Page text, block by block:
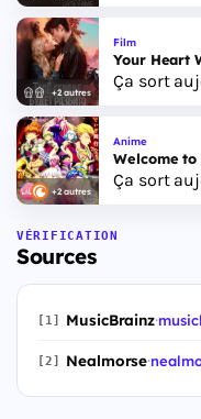
+2 autres
Film
Your Heart
Ça sort
+2 autres
Anime
Welcome to
Ça sort
VÉRIFICATION
Sources
[1] MusicBrainz·
[2] Nealmorse·